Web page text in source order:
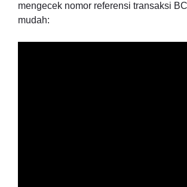
mengecek nomor referensi transaksi
mudah: